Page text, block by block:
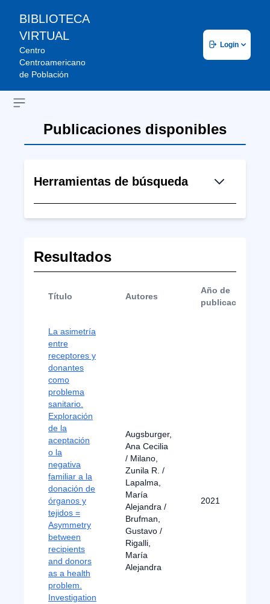
BIBLIOTECA
VIRTUAL
Centro
Centroamericano
de Población
Login
Open sidebar
Publicaciones disponibles
Herramientas de búsqueda
Resultados
Título Autores
Año de
publicación
La asimetría
entre
receptores y
donantes
como
problema
sanitario.
Exploración
de la
aceptación
o la
negativa
familiar a la
donación de
órganos y
tejidos =
Asymmetry
between
recipients
and donors
as a health
problem.
Investigation
Augsburger,
Ana Cecilia
/ Milano,
Zunila R. /
Lapalma,
María
Alejandra /
Brufman,
Gustavo /
Rigalli,
María
Alejandra
2021